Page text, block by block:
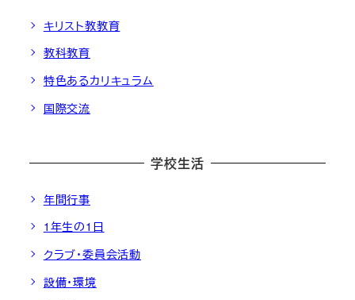
キリスト教教育
教科教育
特色あるカリキュラム
国際交流
学校生活
年間行事
1年生の1日
クラブ・委員会活動
設備・環境